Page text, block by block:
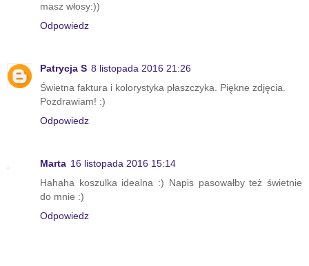
masz włosy:))
Odpowiedz
Patrycja S 8 listopada 2016 21:26
Świetna faktura i kolorystyka płaszczyka. Piękne zdjęcia.
Pozdrawiam! :)
Odpowiedz
Marta 16 listopada 2016 15:14
Hahaha koszulka idealna :) Napis pasowałby też świetnie
do mnie :)
Odpowiedz